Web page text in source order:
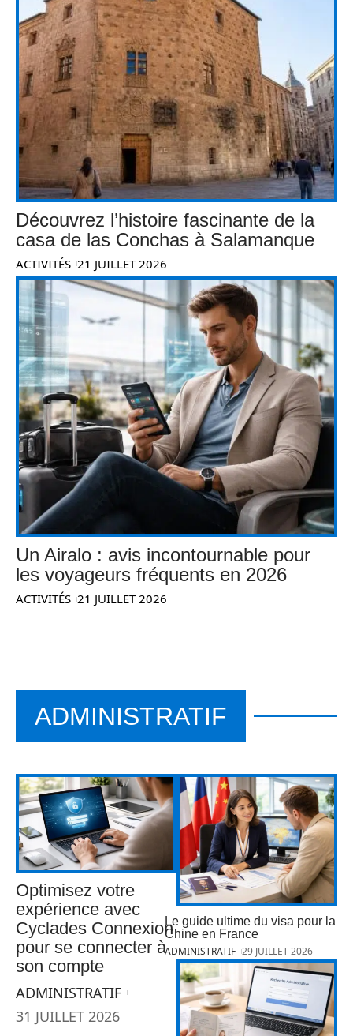
Découvrez l’histoire fascinante de la
casa de las Conchas à Salamanque
ACTIVITÉS 21 JUILLET 2026
Un Airalo : avis incontournable pour
les voyageurs fréquents en 2026
ACTIVITÉS 21 JUILLET 2026
ADMINISTRATIF
Optimisez votre
expérience avec
Cyclades Connexion
pour se connecter à
son compte
ADMINISTRATIF
31 JUILLET 2026
Le guide ultime du visa pour la
Chine en France
ADMINISTRATIF 29 JUILLET 2026